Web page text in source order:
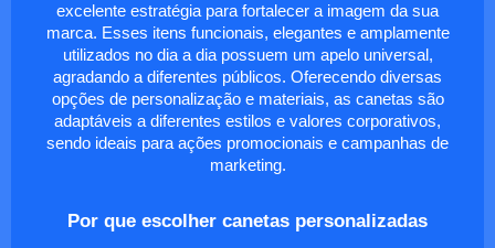
excelente estratégia para fortalecer a imagem da sua
marca. Esses itens funcionais, elegantes e amplamente
utilizados no dia a dia possuem um apelo universal,
agradando a diferentes públicos. Oferecendo diversas
opções de personalização e materiais, as canetas são
adaptáveis a diferentes estilos e valores corporativos,
sendo ideais para ações promocionais e campanhas de
marketing.
Por que escolher canetas personalizadas